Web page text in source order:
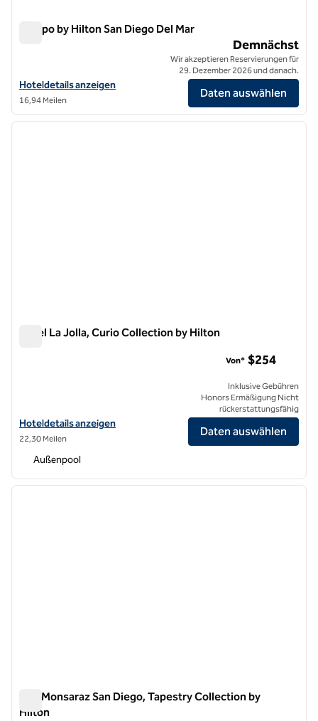
Tempo by Hilton San Diego Del Mar
Hoteldetails für Tempo by Hilton San Diego Del Mar anzeigen
Hoteldetails anzeigen
16,94 Meilen
Demnächst
Wir akzeptieren Reservierungen für
29. Dezember 2026 und danach.
Daten auswählen
1/12
1 von 12
Hotel La Jolla, Curio Collection by Hilton
Hoteldetails für das Hotel La Jolla, Curio Collection by Hilton
Hoteldetails anzeigen
22,30 Meilen
Von* $254
Inklusive Gebühren
Honors Ermäßigung Nicht
rückerstattungsfähig
Daten auswählen
Außenpool
1 von 12
The Monsaraz San Diego, Tapestry Collection by
Hilton